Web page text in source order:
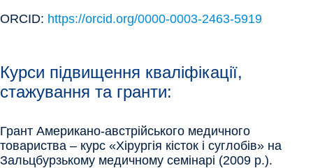
ORCID: https://orcid.org/0000-0003-2463-5919
Курси підвищення кваліфікації,
стажування та гранти:
Грант Американо-австрійського медичного
товариства – курс «Хірургія кісток і суглобів» на
Зальцбурзькому медичному семінарі (2009 р.).